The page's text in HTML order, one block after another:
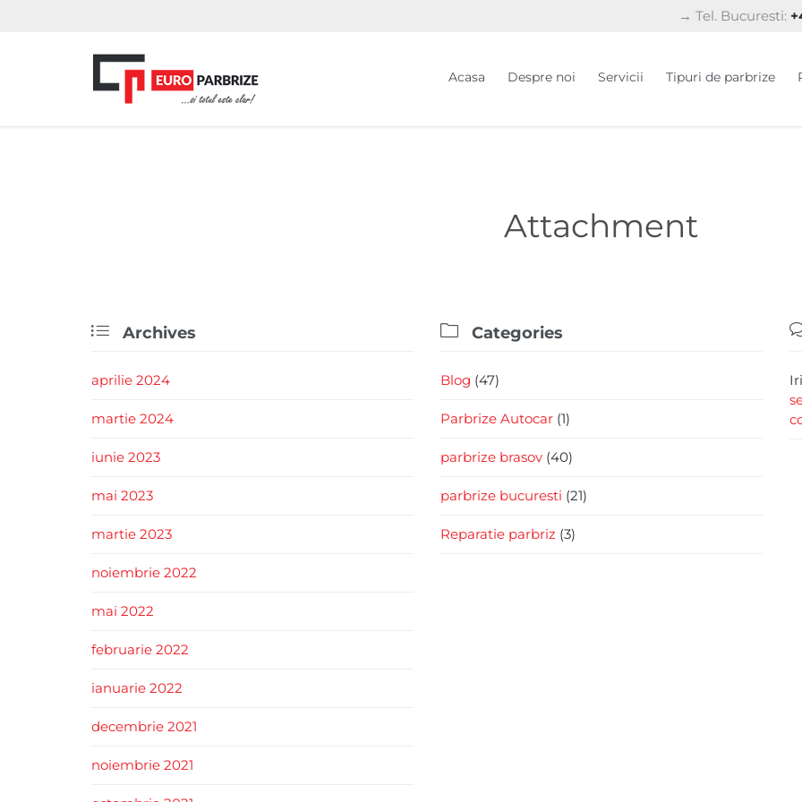
→ Tel. Bucuresti:
Acasa Despre noi Servicii Tipuri de parbrize
Attachment
 Archives
aprilie 2024
martie 2024
iunie 2023
mai 2023
martie 2023
noiembrie 2022
mai 2022
februarie 2022
ianuarie 2022
decembrie 2021
noiembrie 2021
 Categories
Blog (47)
Parbrize Autocar (1)
parbrize brasov (40)
parbrize bucuresti (21)
Reparatie parbriz (3)